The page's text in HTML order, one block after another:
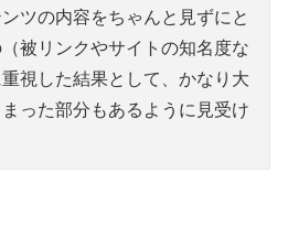
ツの内容をちゃんと見ずにと
被リンクやサイトの知名度な
視した結果として、かなり大
った部分もあるように見受け